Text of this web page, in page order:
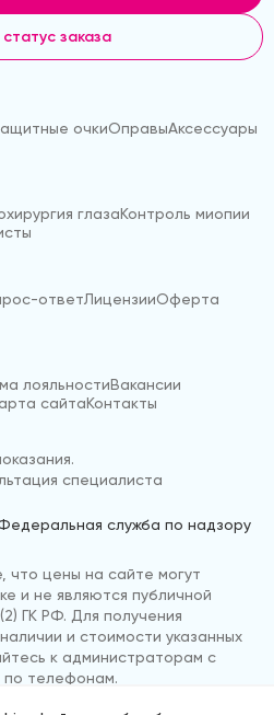
статус заказа
очкиОправыАксессуары
глазаКонтроль миопии
ответЛицензииОферта
лояльностиВакансии
сайтаКонтакты
специалиста
служба по надзору
цены на сайте могут
и не являются публичной
ГК РФ. Для получения
и стоимости указанных
к администраторам с
телефонам.